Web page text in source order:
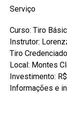
Serviço
Curso: Tiro
Instrutor:
Tiro Credenciado
Local: Montes
Investimento:
Informações e